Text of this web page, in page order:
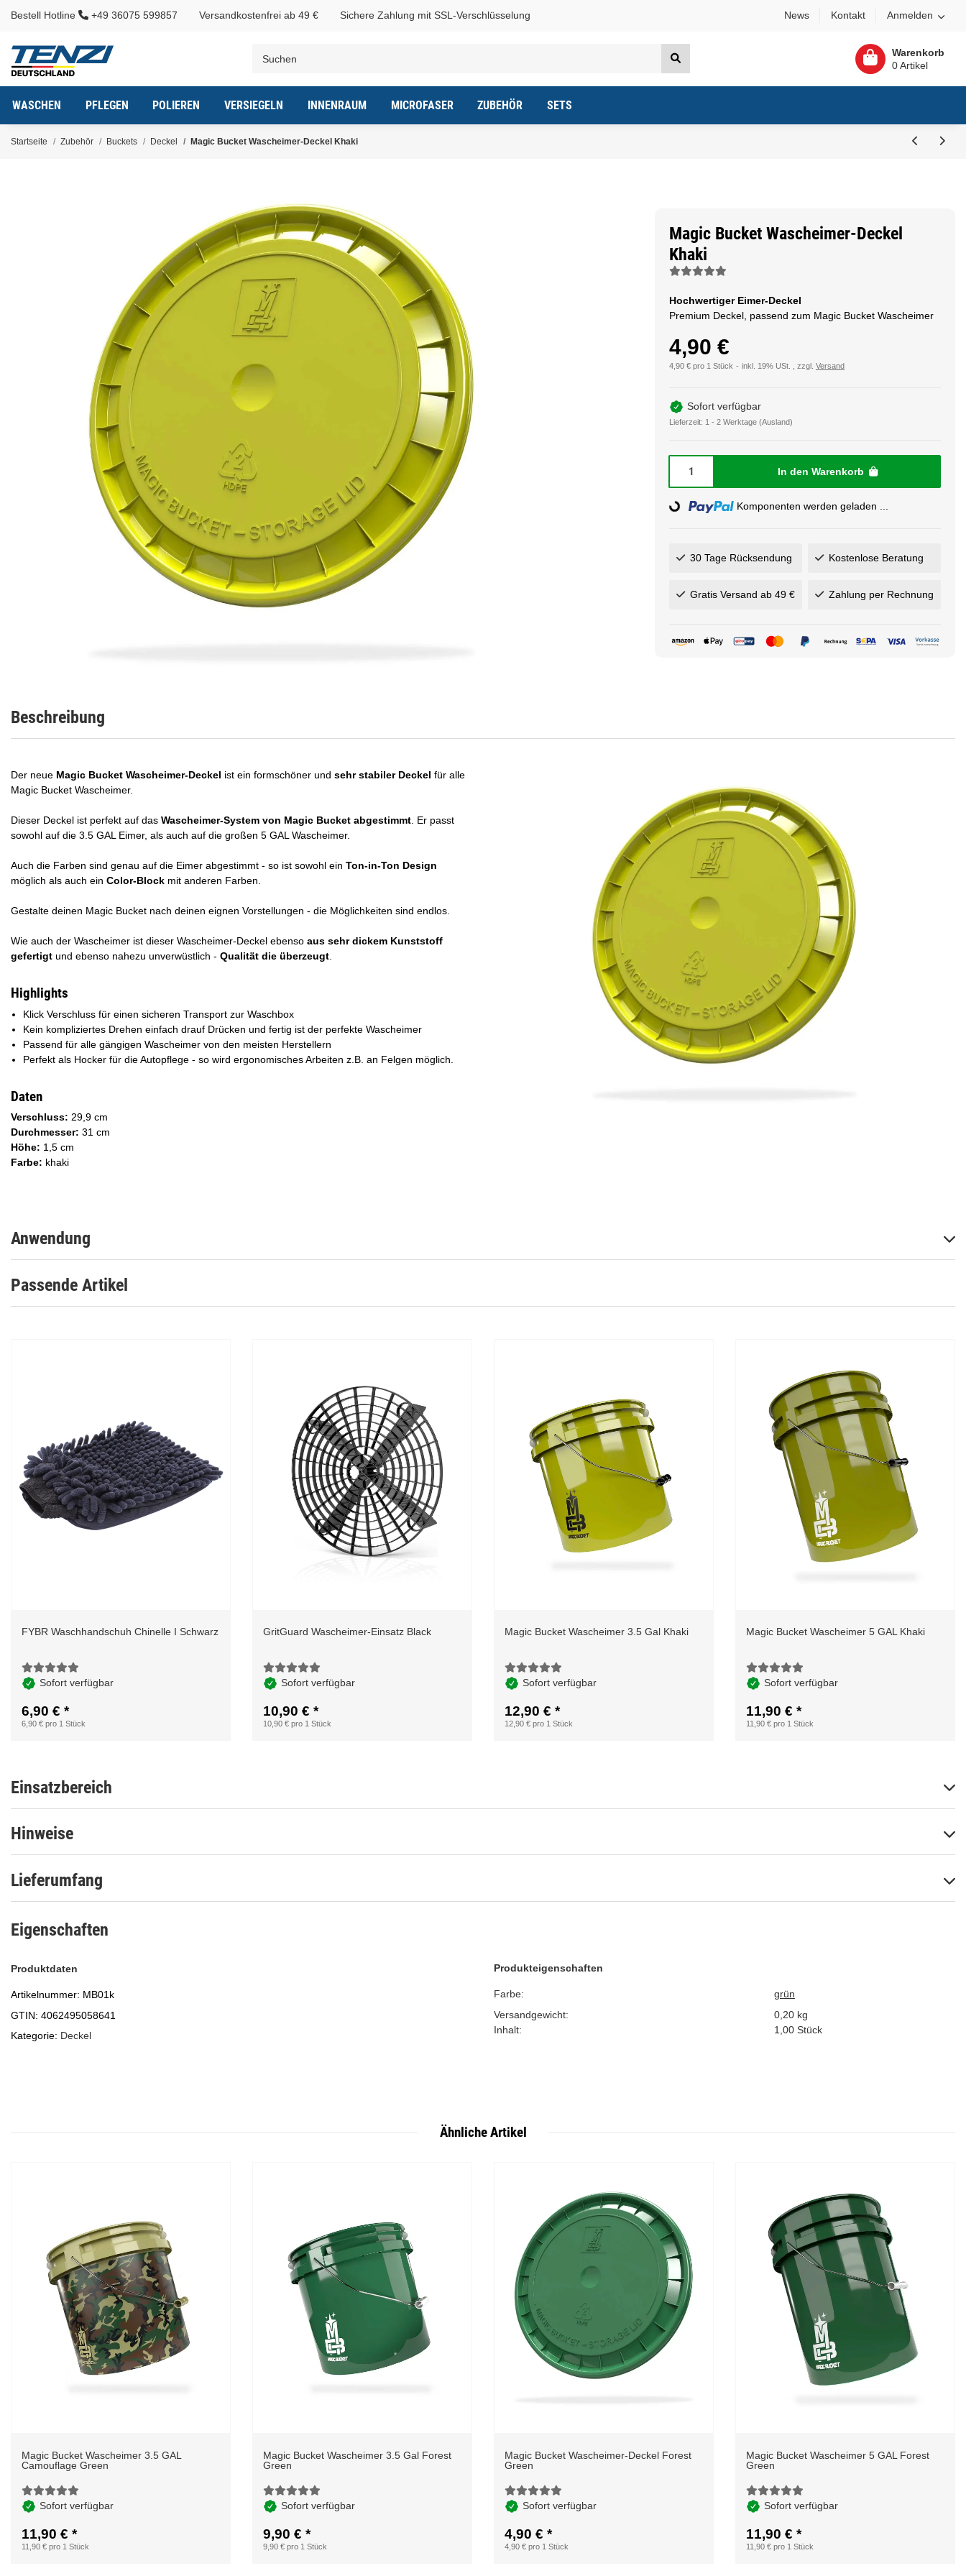
Bestell Hotline +49 36075 599857 Versandkostenfrei ab 49 € Sichere Zahlung mit SSL-Verschlüsselung News Kontakt Anmelden
Warenkorb
0 Artikel
WASCHEN PFLEGEN POLIEREN VERSIEGELN INNENRAUM MICROFASER ZUBEHÖR SETS
Startseite Zubehör Buckets Deckel Magic Bucket Wascheimer-Deckel Khaki
Magic Bucket Wascheimer-Deckel
Khaki
Hochwertiger Eimer-Deckel
Premium Deckel, passend zum Magic Bucket Wascheimer
4,90 €
4,90 € pro 1 Stück inkl. 19% USt. , zzgl. Versand
Sofort verfügbar
Lieferzeit: 1 - 2 Werktage (Ausland)
In den Warenkorb
Loading... Komponenten werden geladen ...
30 Tage Rücksendung Kostenlose Beratung
Gratis Versand ab 49 € Zahlung per Rechnung
Beschreibung
Der neue Magic Bucket Wascheimer-Deckel ist ein formschöner und sehr stabiler Deckel für alle
Magic Bucket Wascheimer.
Dieser Deckel ist perfekt auf das Wascheimer-System von Magic Bucket abgestimmt. Er passt
sowohl auf die 3.5 GAL Eimer, als auch auf die großen 5 GAL Wascheimer.
Auch die Farben sind genau auf die Eimer abgestimmt - so ist sowohl ein Ton-in-Ton Design
möglich als auch ein Color-Block mit anderen Farben.
Gestalte deinen Magic Bucket nach deinen eignen Vorstellungen - die Möglichkeiten sind endlos.
Wie auch der Wascheimer ist dieser Wascheimer-Deckel ebenso aus sehr dickem Kunststoff
gefertigt und ebenso nahezu unverwüstlich - Qualität die überzeugt.
Highlights
Klick Verschluss für einen sicheren Transport zur Waschbox
Kein kompliziertes Drehen einfach drauf Drücken und fertig ist der perfekte Wascheimer
Passend für alle gängigen Wascheimer von den meisten Herstellern
Perfekt als Hocker für die Autopflege - so wird ergonomisches Arbeiten z.B. an Felgen möglich.
Daten
Verschluss: 29,9 cm
Durchmesser: 31 cm
Höhe: 1,5 cm
Farbe: khaki
Anwendung
Passende Artikel
FYBR Waschhandschuh Chinelle I Schwarz
Sofort verfügbar
6,90 € *
6,90 € pro 1 Stück
GritGuard Wascheimer-Einsatz Black
Sofort verfügbar
10,90 € *
10,90 € pro 1 Stück
Magic Bucket Wascheimer 3.5 Gal Khaki
Sofort verfügbar
12,90 € *
12,90 € pro 1 Stück
Magic Bucket Wascheimer 5 GAL Khaki
Sofort verfügbar
11,90 € *
11,90 € pro 1 Stück
Einsatzbereich
Hinweise
Lieferumfang
Eigenschaften
Produktdaten
Artikelnummer: MB01k
GTIN: 4062495058641
Kategorie: Deckel
Produkteigenschaften
Farbe:
grün
Versandgewicht:
0,20 kg
Inhalt:
1,00 Stück
Ähnliche Artikel
Magic Bucket Wascheimer 3.5 GAL
Camouflage Green
Sofort verfügbar
11,90 € *
11,90 € pro 1 Stück
Magic Bucket Wascheimer 3.5 Gal Forest
Green
Sofort verfügbar
9,90 € *
9,90 € pro 1 Stück
Magic Bucket Wascheimer-Deckel Forest
Green
Sofort verfügbar
4,90 € *
4,90 € pro 1 Stück
Magic Bucket Wascheimer 5 GAL Forest
Green
Sofort verfügbar
11,90 € *
11,90 € pro 1 Stück